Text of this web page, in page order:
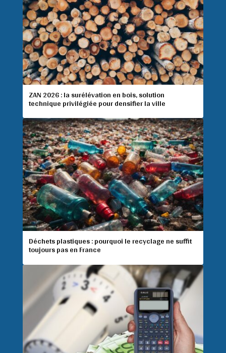
ZAN 2026 : la surélévation en bois, solution
technique privilégiée pour densifier la ville
Déchets plastiques : pourquoi le recyclage ne suffit
toujours pas en France